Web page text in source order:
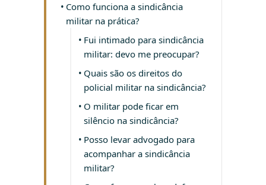
Como funciona a sindicância
militar na prática?
Fui intimado para sindicância
militar: devo me preocupar?
Quais são os direitos do
policial militar na sindicância?
O militar pode ficar em
silêncio na sindicância?
Posso levar advogado para
acompanhar a sindicância
militar?